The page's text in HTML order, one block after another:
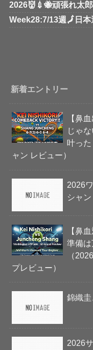
2026👹💉🐝頑張れ太
Week28:7/13週🗾 日
新着エントリー
【鼻
じゃ
叶っ
ャン レビュー）
2026
シャ
【鼻
準備
（
プレビュー）
錦織
2026